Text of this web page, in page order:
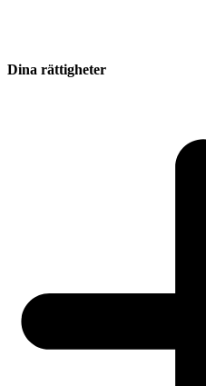
Dina rättigheter